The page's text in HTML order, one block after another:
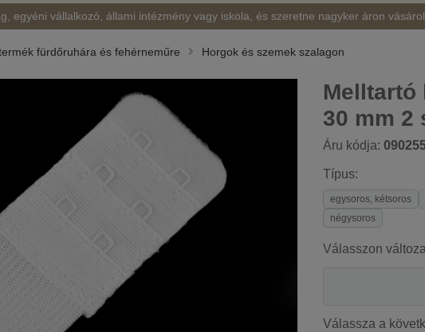
egyéni vállalkozó, állami intézmény vagy iskola, és szeretne nagyker áron
fürdőruhára és fehérneműre Horgok és szemek szalagon
Melltartó
30 mm 2
Áru kódja:
Típus:
egysoros, kétsoros
négysoros
Válasszon
Válassza a